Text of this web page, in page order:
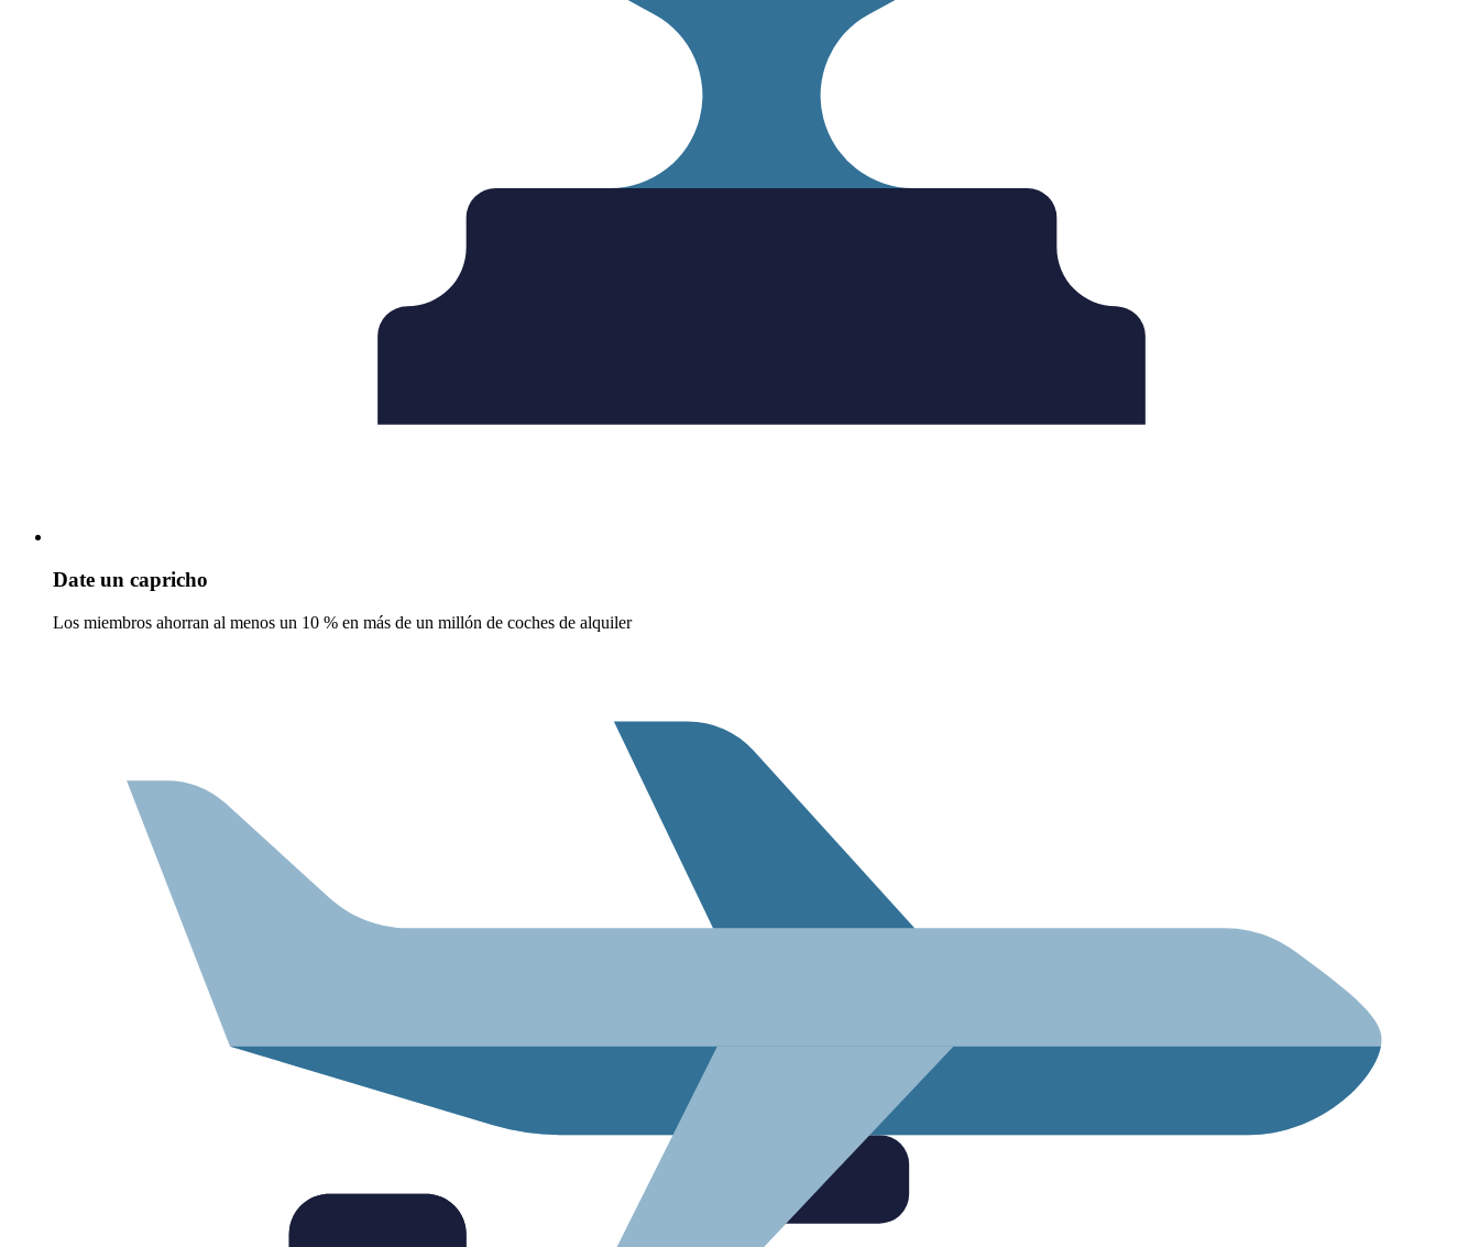
Date un capricho
Los miembros ahorran al menos un 10 % en más de un millón de coches de alquiler